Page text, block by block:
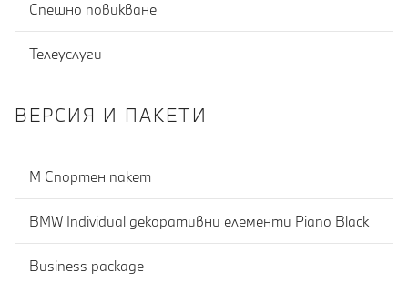
Спешно повикване
Телеуслуги
ВЕРСИЯ И ПАКЕТИ
М Спортен пакет
BMW Individual декоративни елементи Pianо Black
Business package